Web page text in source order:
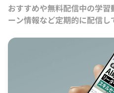
おすすめや無料配信中の学
ーン情報など定期的に配信し